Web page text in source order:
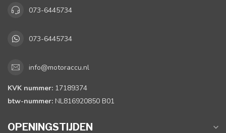
073-6445734
073-6445734
info@motoraccu.nl
KVK nummer: 17189374
btw-nummer: NL816920850 B01
OPENINGSTIJDEN